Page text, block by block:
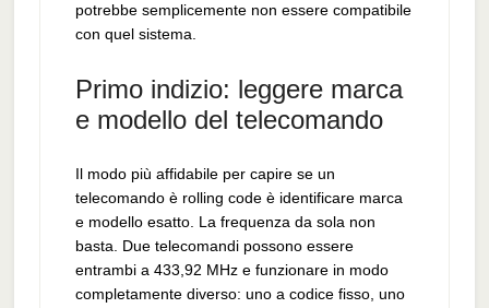
potrebbe semplicemente non essere compatibile
con quel sistema.
Primo indizio: leggere marca
e modello del telecomando
Il modo più affidabile per capire se un
telecomando è rolling code è identificare marca
e modello esatto. La frequenza da sola non
basta. Due telecomandi possono essere
entrambi a 433,92 MHz e funzionare in modo
completamente diverso: uno a codice fisso, uno